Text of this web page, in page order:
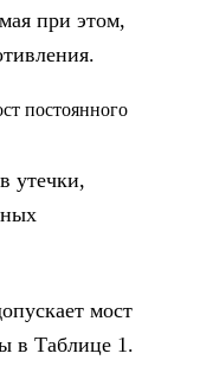
при этом,
постоянного
утечки,
мост
в Таблице 1.